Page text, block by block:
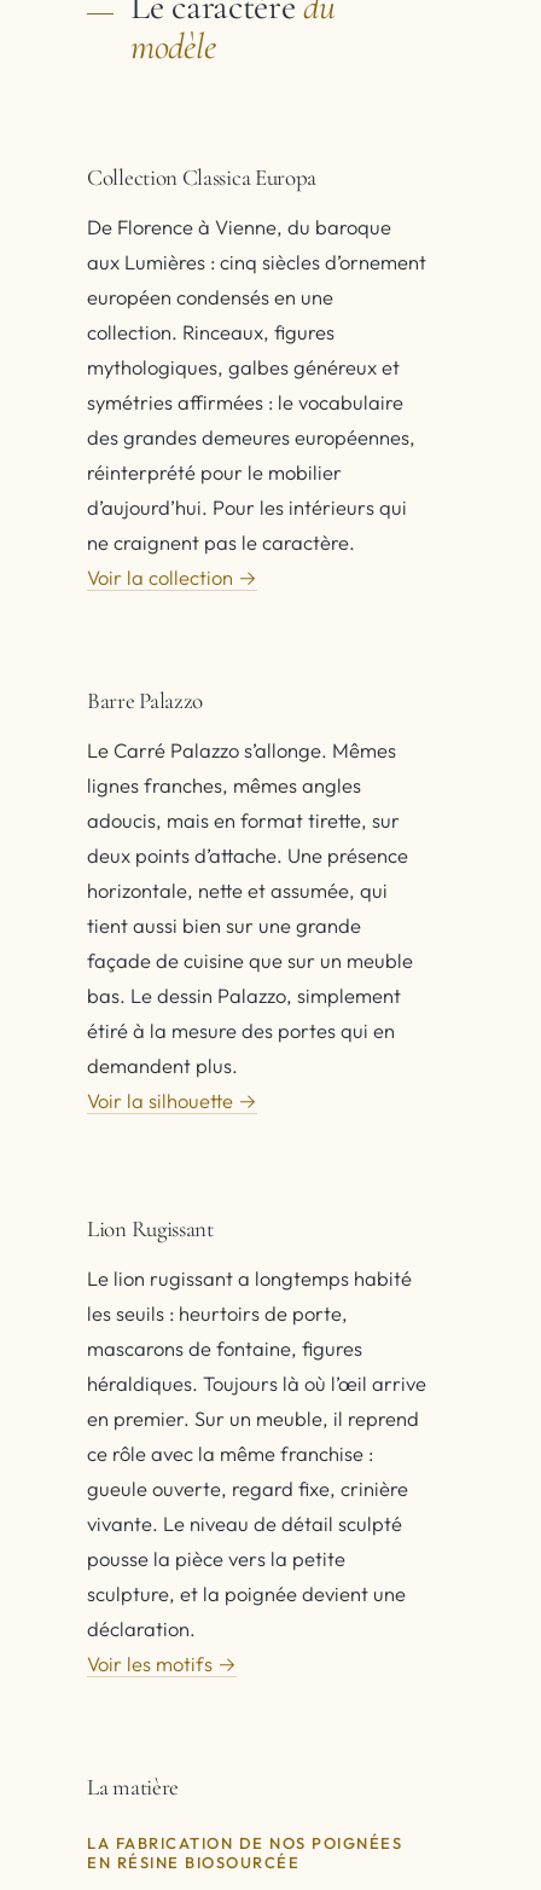
modèle
Collection Classica Europa
De Florence à Vienne, du baroque
aux Lumières : cinq siècles d’ornement
européen condensés en une
collection. Rinceaux, figures
mythologiques, galbes généreux et
symétries affirmées : le vocabulaire
des grandes demeures européennes,
réinterprété pour le mobilier
d’aujourd’hui. Pour les intérieurs qui
ne craignent pas le caractère.
Voir la collection →
Barre Palazzo
Le Carré Palazzo s’allonge. Mêmes
lignes franches, mêmes angles
adoucis, mais en format tirette, sur
deux points d’attache. Une présence
horizontale, nette et assumée, qui
tient aussi bien sur une grande
façade de cuisine que sur un meuble
bas. Le dessin Palazzo, simplement
étiré à la mesure des portes qui en
demandent plus.
Voir la silhouette →
Lion Rugissant
Le lion rugissant a longtemps habité
les seuils : heurtoirs de porte,
mascarons de fontaine, figures
héraldiques. Toujours là où l’œil arrive
en premier. Sur un meuble, il reprend
ce rôle avec la même franchise :
gueule ouverte, regard fixe, crinière
vivante. Le niveau de détail sculpté
pousse la pièce vers la petite
sculpture, et la poignée devient une
déclaration.
Voir les motifs →
La matière
LA FABRICATION DE NOS POIGNÉES
EN RÉSINE BIOSOURCÉE